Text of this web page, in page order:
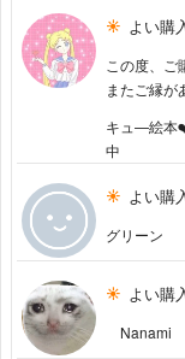
よい購
この度、ご
またご縁が
キュ—絵本
中
よい購
グリーン
よい購
Nanami